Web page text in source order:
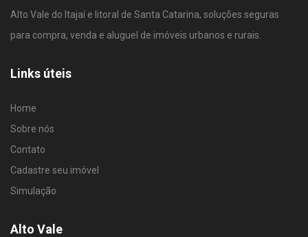
Alto Vale do Itajaí e litoral de Santa Catarina, soluções seguras
para compra, venda e aluguel de imóveis urbanos e rurais.
Links úteis
Home
Sobre nós
Contato
Cadastre seu imóvel
Simulação
Alto Vale